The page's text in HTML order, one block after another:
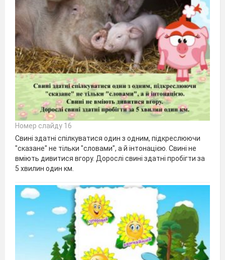
Номер слайду 16
Свині здатні спілкуватися один з одним, підкреслюючи
"сказане" не тільки "словами", а й інтонацією. Свині не
вміють дивитися вгору. Дорослі свині здатні пробігти за
5 хвилин один км.